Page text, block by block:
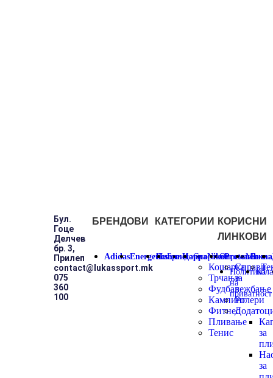
Бул.
Гоце
Делчев
бр. 3,
Прилеп
contact@lukassport.mk
075
360
100
БРЕНДОВИ
AdidasEnergeticsHummelKappaNikeProtouchPuma
КАТЕГОРИИ
БрендовиСпортови
Кошарка
Трчање
Фудбал
Кампинг
Фитнес
Пливање
Тенис
Опрема
Справи
за
вежбање
Ролери
за
за
Мажи
КОРИСНИ
ЛИНКОВИ
Политика
на
приватност